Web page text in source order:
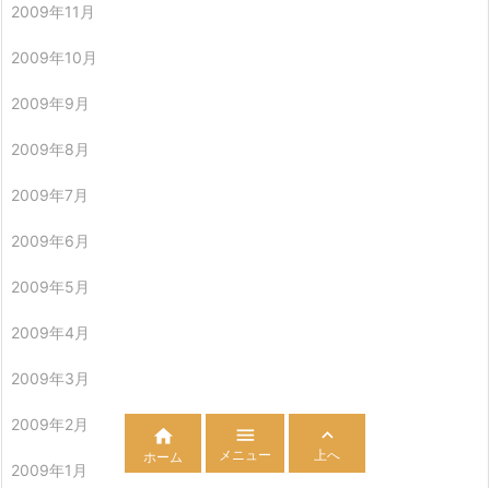
2009年11月
2009年10月
2009年9月
2009年8月
2009年7月
2009年6月
2009年5月
2009年4月
2009年3月
2009年2月
2009年1月

ホーム

メニュー

上へ